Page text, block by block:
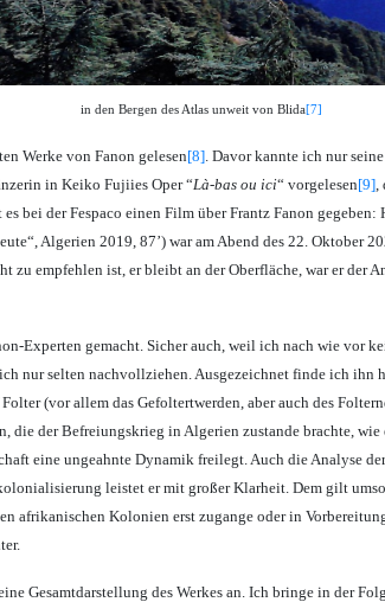
in den Bergen des Atlas unweit von Blida[7]
Werke von Fanon gelesen[8]. Davor kannte ich nur
in Keiko Fujiies Oper “Là-bas ou ici“ vorgelesen[9],
bei der Fespaco einen Film über Frantz Fanon gegeben:
Algerien 2019, 87’) war am Abend des 22. Oktober
zu empfehlen ist, er bleibt an der Oberfläche, war er der
Experten gemacht. Sicher auch, weil ich nach wie vor
nur selten nachvollziehen. Ausgezeichnet finde ich ihn
(vor allem das Gefoltertwerden, aber auch des
die der Befreiungskrieg in Algerien zustande brachte,
eine ungeahnte Dynamik freilegt. Auch die Analyse
leistet er mit großer Klarheit. Dem gilt
afrikanischen Kolonien erst zugange oder in
Gesamtdarstellung des Werkes an. Ich bringe in der